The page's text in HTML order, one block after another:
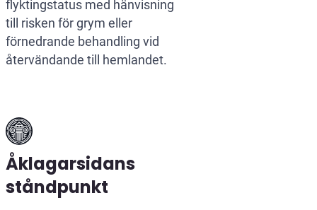
flyktingstatus med hänvisning
till risken för grym eller
förnedrande behandling vid
återvändande till hemlandet.
Åklagarsidans
ståndpunkt